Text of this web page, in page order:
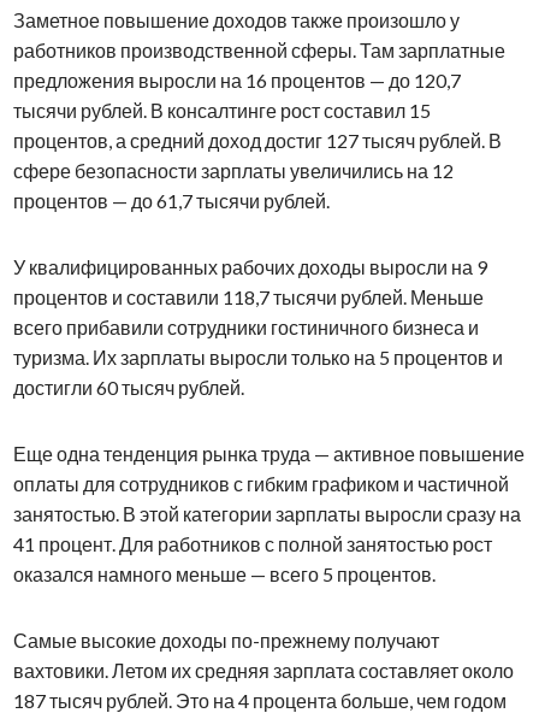
Заметное повышение доходов также произошло у
работников производственной сферы. Там зарплатные
предложения выросли на 16 процентов — до 120,7
тысячи рублей. В консалтинге рост составил 15
процентов, а средний доход достиг 127 тысяч рублей. В
сфере безопасности зарплаты увеличились на 12
процентов — до 61,7 тысячи рублей.
У квалифицированных рабочих доходы выросли на 9
процентов и составили 118,7 тысячи рублей. Меньше
всего прибавили сотрудники гостиничного бизнеса и
туризма. Их зарплаты выросли только на 5 процентов и
достигли 60 тысяч рублей.
Еще одна тенденция рынка труда — активное повышение
оплаты для сотрудников с гибким графиком и частичной
занятостью. В этой категории зарплаты выросли сразу на
41 процент. Для работников с полной занятостью рост
оказался намного меньше — всего 5 процентов.
Самые высокие доходы по-прежнему получают
вахтовики. Летом их средняя зарплата составляет около
187 тысяч рублей. Это на 4 процента больше, чем годом